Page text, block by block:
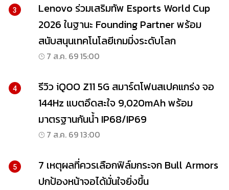
3
Lenovo ร่วมเสริมทัพ Esports World Cup
2026 ในฐานะ Founding Partner พร้อม
สนับสนุนเทคโนโลยีเกมมิ่งระดับโลก
7 ส.ค. 69 15:00
4
รีวิว iQOO Z11 5G สมาร์ตโฟนสเปคแกร่ง จอ
144Hz แบตอึดสะใจ 9,020mAh พร้อม
มาตรฐานกันน้ำ IP68/IP69
7 ส.ค. 69 13:00
5
7 เหตุผลที่ควรเลือกฟิล์มกระจก Bull Armors
ปกป้องหน้าจอได้มั่นใจยิ่งขึ้น